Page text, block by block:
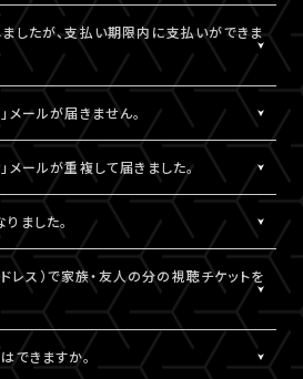
」内「チケット購入情報」にも記載されて
未着の場合は上記をご確認のうえ、期限内
ない場合や、支払期限を超過した場合は、
より、お手続きをお願いいたします。
変更」から、「コンビニ決済をキャンセル」
後、再度「マイページ」内「チケット購入
くと、「新たに手続きする」というボタンが
きください。
セルには、15分ほどお時間がかかります。
ンが表示されている間はお手続きができ
合は、支払い方法をクレジットカード決済
。
ト購入情報」より、支払方法を変更したいチ
変更」から、「コンビニ決済をキャンセル」
後、再度「マイページ」内「チケット購入
くと、「新たに手続きする」というボタンが
ード決済を選択のうえ、改めてお手続きく
セルには、15分ほどお時間がかかります。
コンが表示されている間はお手続きができ
したが、支払い期限内に支払いができま
った場合は、再度、チケット販売ページか
します。
メールが届きません。
メールは、チケットご購入時にLIVESHIPに
メールアドレス）宛に
インから配信しております。
振り分け・受信拒否されていないかご確
メールが届かない場合は、「マイページ」内
ご確認ください。
メールが重複して届きました。
メールが2通以上届いた場合、誤ってチケッ
ている可能性がございます。
ら よりご連絡ください。
ました。
あるエラー
境依存文字をお名前にご使用された場合、
様により、受付できないエラーが発生する
存文字でご登録の場合は、マイページ「基
より常用漢字などにご変更いただくか、クレ
レス）で家族・友人の分の視聴チケットを
レス）からご購入いただける視聴チケット
けになります。ご視聴される方がそれぞれ
できますか。